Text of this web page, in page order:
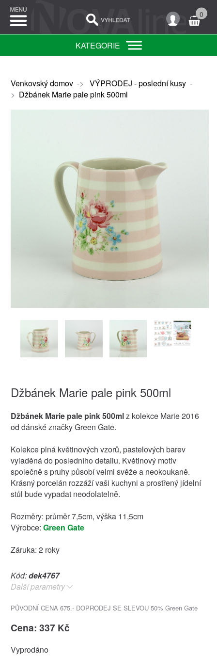
0
KATEGORIE
Venkovský domov-> VÝPRODEJ - poslední kusy-
> Džbánek Marie pale pink 500ml
Džbánek Marie pale pink 500ml
Džbánek Marie pale pink 500mlz kolekce Marie 2016
od dánské značky Green Gate.
Kolekce plná květinových vzorů, pastelových barev
vyladěná do posledního detailu. Květinový motiv
společně s pruhy působí velmi svěže a neokoukaně.
Krásný porcelán rozzáží vaši kuchyni a prostřený jídelní
stůl bude vypadat neodolatelně.
Rozměry: průměr 7,5cm, výška 11,5cm
Výrobce: Green Gate
Záruka: 2 roky
Kód:dek4767
Další parametry
PŮVODNÍ CENA 675.- DOPRODEJ SE SLEVOU 50% Green Gate
Cena: 337 Kč
Vyprodáno